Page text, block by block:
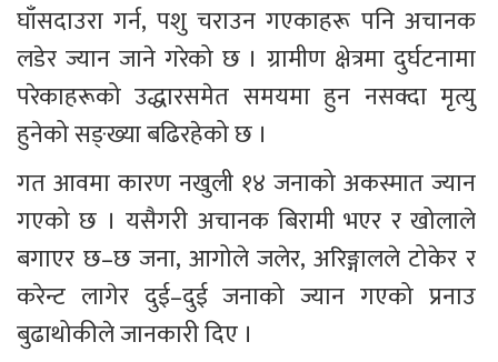
घाँसदाउरा गर्न, पशु चराउन गएकाहरू पनि अचानक
लडेर ज्यान जाने गरेको छ । ग्रामीण क्षेत्रमा दुर्घटनामा
परेकाहरूको उद्धारसमेत समयमा हुन नसक्दा मृत्यु
हुनेको सङ्ख्या बढिरहेको छ ।
गत आवमा कारण नखुली १४ जनाको अकस्मात ज्यान
गएको छ । यसैगरी अचानक बिरामी भएर र खोलाले
बगाएर छ–छ जना, आगोले जलेर, अरिङ्गालले टोकेर र
करेन्ट लागेर दुई–दुई जनाको ज्यान गएको प्रनाउ
बुढाथोकीले जानकारी दिए ।